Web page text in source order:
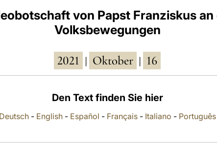
von Papst Franziskus an
Volksbewegungen
2021 Oktober 16
Den Text finden Sie hier
Deutsch- English- Español - Français- Italiano - Português